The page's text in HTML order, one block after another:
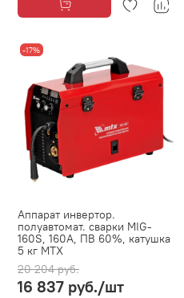
-17%
Аппарат инвертор.
полуавтомат. cварки MIG-
160S, 160A, ПВ 60%, катушка
5 кг MTX
20 204 руб.
16 837 руб./шт